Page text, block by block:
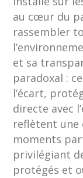
au cœur du
rassembler
et sa
paradoxal :
l’écart,
directe avec
reflètent une
moments
privilégiant
protégés et